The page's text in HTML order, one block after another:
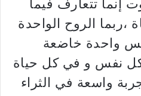
إنما تتعارف فيما
،ربما الروح الواحدة
واحدة خاضعة
كل نفس و في كل حياة
واسعة في الثراء